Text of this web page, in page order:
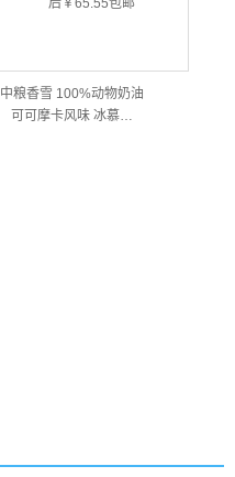
中粮香雪 100%动物奶油
可可摩卡风味 冰慕…